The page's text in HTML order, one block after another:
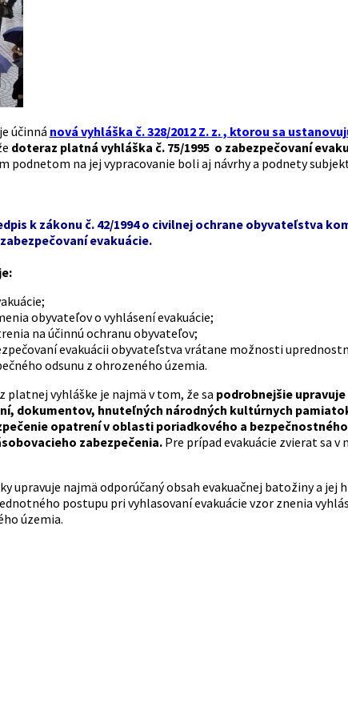
účinná nová vyhláška č. 328/2012 Z. z. , ktorou sa
doteraz platná vyhláška č. 75/1995 o zabezpečovaní
podnetom na jej vypracovanie boli aj návrhy a podnety
k zákonu č. 42/1994 o civilnej ochrane obyvateľstva
evakuácie.
obyvateľov o vyhlásení evakuácie;
na účinnú ochranu obyvateľov;
evakuácii obyvateľstva vrátane možnosti
odsunu z ohrozeného územia.
vyhláške je najmä v tom, že sa podrobnejšie
dokumentov, hnuteľných národných kultúrnych
opatrení v oblasti poriadkového a
zabezpečenia.Pre prípad evakuácie zvierat sa v
upravuje najmä odporúčaný obsah evakuačnej batožiny a
postupu pri vyhlasovaní evakuácie vzor znenia
územia.